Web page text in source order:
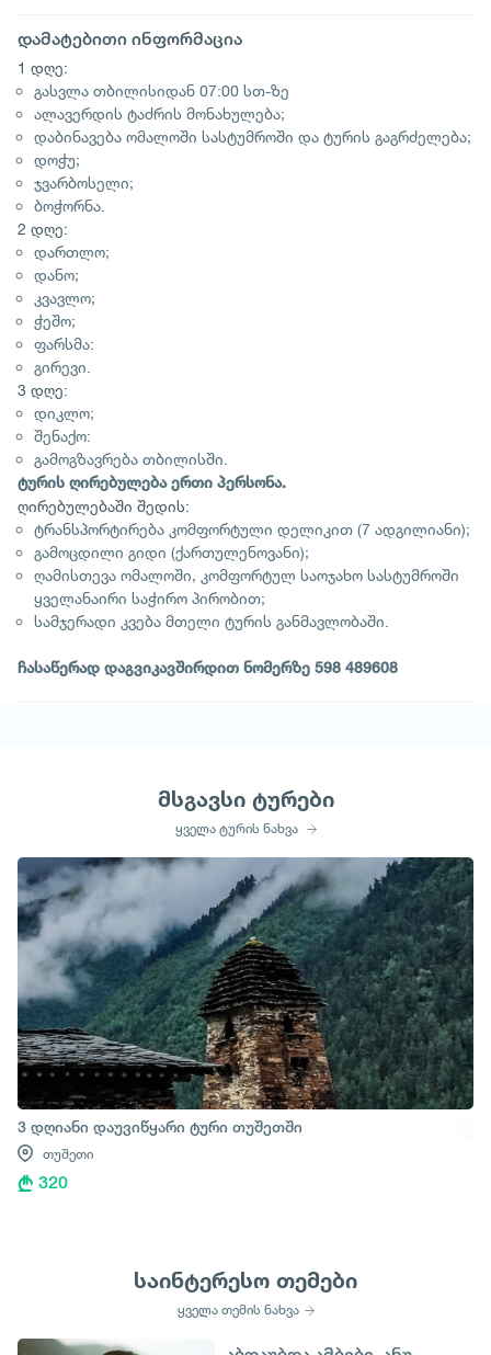
დამატებითი ინფორმაცია
1 დღე:
გასვლა თბილისიდან 07:00 სთ-ზე
ალავერდის ტაძრის მონახულება;
დაბინავება ომალოში სასტუმროში და ტურის გაგრძელება;
დოჭუ;
ჯვარბოსელი;
ბოჭორნა.
2 დღე:
დართლო;
დანო;
კვავლო;
ჭეშო;
ფარსმა:
გირევი.
3 დღე:
დიკლო;
შენაქო:
გამოგზავრება თბილისში.
ტურის ღირებულება ერთი პერსონა.
ღირებულებაში შედის:
ტრანსპორტირება კომფორტული დელიკით (7 ადგილიანი);
გამოცდილი გიდი (ქართულენოვანი);
ღამისთევა ომალოში, კომფორტულ საოჯახო სასტუმროში
ყველანაირი საჭირო პირობით;
სამჯერადი კვება მთელი ტურის განმავლობაში.
ჩასაწერად დაგვიკავშირდით ნომერზე 598 489608
მსგავსი ტურები
ყველა ტურის ნახვა
3 დღიანი დაუვიწყარი ტური თუშეთში
თუშეთი
320
საინტერესო თემები
ყველა თემის ნახვა